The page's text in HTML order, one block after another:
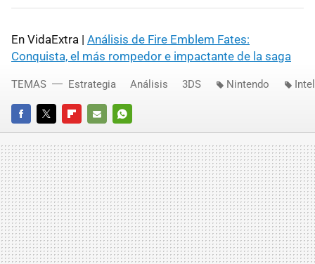
En VidaExtra | Análisis de Fire Emblem Fates:
Conquista, el más rompedor e impactante de la saga
FACEBOOKTWITTERFLIPBOARD
E-
MAIL
WHATSAPP
TEMAS Estrategia Análisis 3DS Nintendo